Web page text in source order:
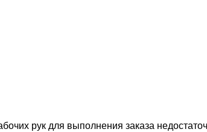
рук для выполнения заказа